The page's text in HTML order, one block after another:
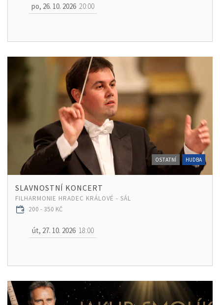
po, 26. 10. 2026 20:00
OSTATNÍ HUDBA
SLAVNOSTNÍ KONCERT
FILHARMONIE HRADEC KRÁLOVÉ - SÁL
200 - 350 KČ
út, 27. 10. 2026 18:00